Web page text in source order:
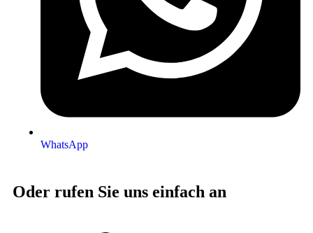
WhatsApp
Oder rufen Sie uns einfach an